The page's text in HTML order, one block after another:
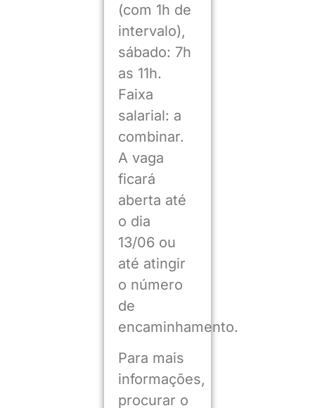
(com 1h de
intervalo),
sábado: 7h
as 11h.
Faixa
salarial: a
combinar.
A vaga
ficará
aberta até
o dia
13/06 ou
até atingir
o número
de
encaminhamento.
Para mais
informações,
procurar o